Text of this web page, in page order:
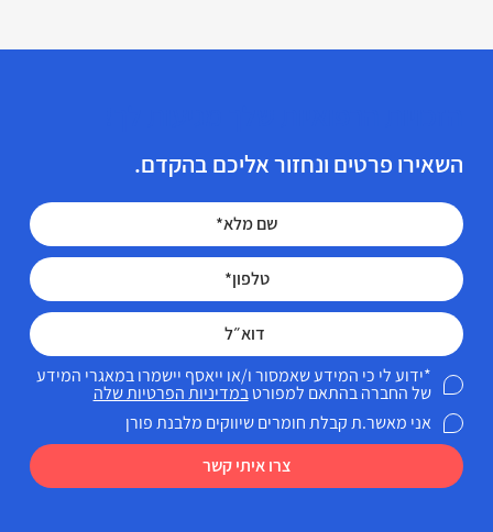
השאירו פרטים ונחזור אליכם בהקדם.
צרו איתי קשר
*ידוע לי כי המידע שאמסור ו/או ייאסף יישמרו במאגרי המידע
של החברה בהתאם למפורטבמדיניות הפרטיות שלה
אני מאשר.ת קבלת חומרים שיווקים מלבנת פורן